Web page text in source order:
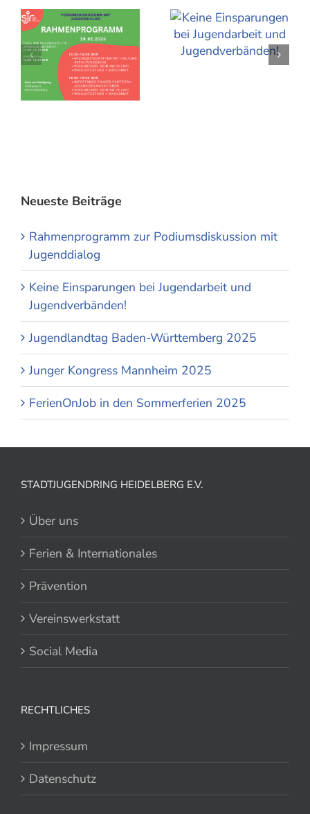
Neueste Beiträge
Rahmenprogramm zur Podiumsdiskussion mit
Jugenddialog
Keine Einsparungen bei Jugendarbeit und
Jugendverbänden!
Jugendlandtag Baden-Württemberg 2025
Junger Kongress Mannheim 2025
FerienOnJob in den Sommerferien 2025
STADTJUGENDRING HEIDELBERG E.V.
Über uns
Ferien & Internationales
Prävention
Vereinswerkstatt
Social Media
RECHTLICHES
Impressum
Datenschutz